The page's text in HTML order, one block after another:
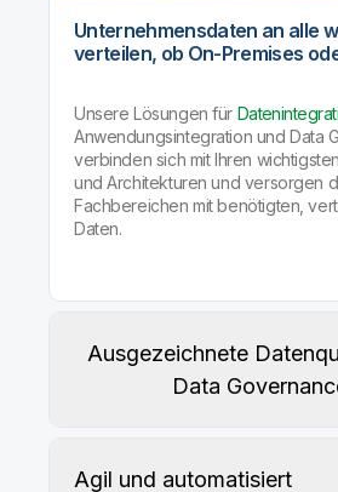
Unternehmensdaten an alle
verteilen, ob On-Premises
Unsere Lösungen für
Anwendungsintegration und Data
verbinden sich mit Ihren
und Architekturen und versorgen
Fachbereichen mit benötigten,
Daten.
Ausgezeichnete
Data
Agil und automatisiert